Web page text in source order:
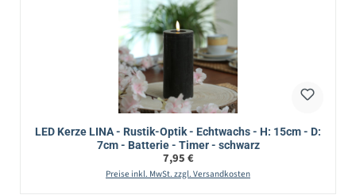
LED Kerze LINA - Rustik-Optik - Echtwachs - H: 15cm - D:
7cm - Batterie - Timer - schwarz
Regulärer Preis:
7,95 €
Preise inkl. MwSt. zzgl. Versandkosten